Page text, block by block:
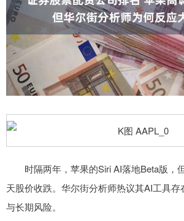
时隔两年，苹果的Siri AI落地Beta版，
天股价收跌。华尔街分析师热议其AI工具
与长期风险。